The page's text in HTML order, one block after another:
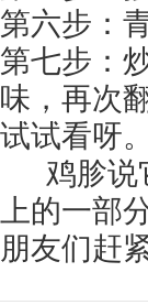
第六步：
第七步：
味，再次
试试看呀。
鸡胗说
上的一部
朋友们赶